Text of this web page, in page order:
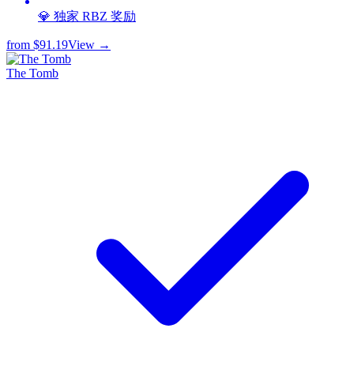
💎 独家 RBZ 奖励
from $91.19View →
The Tomb